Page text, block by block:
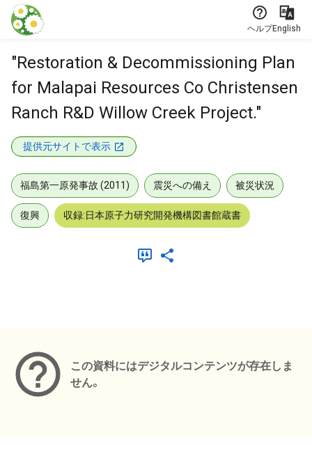
本文に飛ぶ
ヘルプEnglish
"Restoration & Decommissioning Plan
for Malapai Resources Co Christensen
Ranch R&D Willow Creek Project."
提供元サイトで表示
福島第一原発事故 (2011) 震災への備え 被災状況
復興 収録:日本原子力研究開発機構図書館蔵書
この資料にはデジタルコンテンツが存在しま
せん。